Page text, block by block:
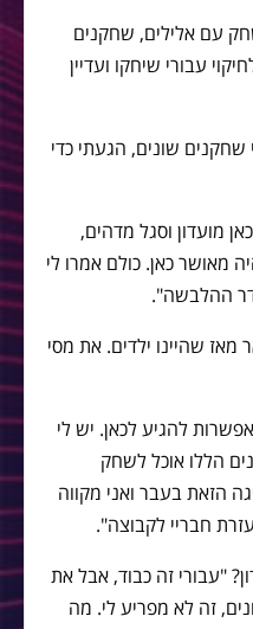
עם אלילים, שחקנים
עבורי שיחקו ועדיין
שונים, הגעתי כדי
מועדון וסגל מדהים,
מאושר כאן. כולם אמרו לי
ההלבשה".
מאז שהיינו ילדים. את מסי
להגיע לכאן. יש לי
הללו אוכל לשחק
הזאת בעבר ואני מקווה
חבריי לקבוצה".
"עבורי זה כבוד, אבל את
זה לא מפריע לי. מה